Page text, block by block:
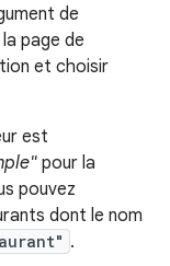
de
page de
et choisir
est
pour la
pouvez
dont le nom
.